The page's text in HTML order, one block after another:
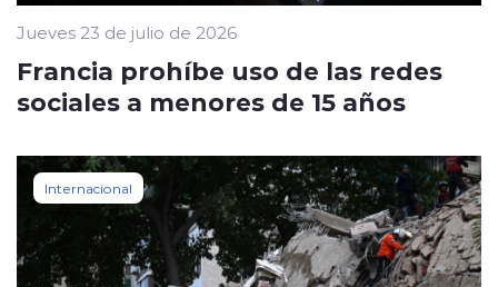
Jueves 23 de julio de 2026
Francia prohíbe uso de las redes
sociales a menores de 15 años
Internacional